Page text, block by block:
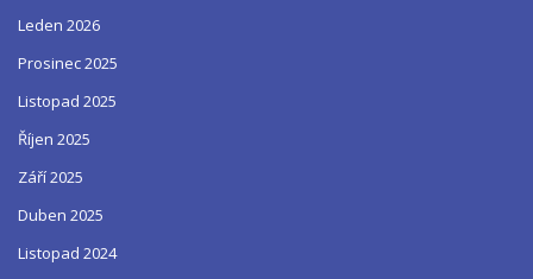
Leden 2026
Prosinec 2025
Listopad 2025
Říjen 2025
Září 2025
Duben 2025
Listopad 2024